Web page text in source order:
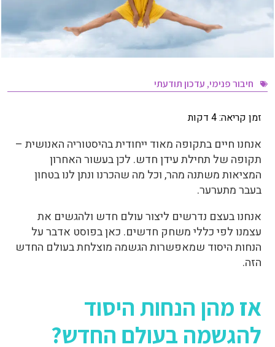
חיבור פנימי, עדכון תודעתי
זמן קריאה:4 דקות
אנחנו חיים בתקופה מאוד ייחודית בהיסטוריה האנושית –
תקופה של תחילת עידן חדש. לכן בעשור האחרון
המציאות משתנה מהר, וכל מה שהכרנו ונתן לנו בטחון
בעבר מתערער.
אנחנו בעצם נדרשים ליצור עולם חדש ולהגשים את
עצמנו לפי כללי משחק חדשים. כאן בפוסט אדבר על
הנחות היסוד שמאפשרות הגשמה מוצלחת בעולם החדש
הזה.
אז מהן הנחות היסוד
להגשמה בעולם החדש?